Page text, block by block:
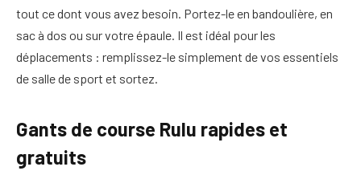
tout ce dont vous avez besoin. Portez-le en bandoulière, en
sac à dos ou sur votre épaule. Il est idéal pour les
déplacements : remplissez-le simplement de vos essentiels
de salle de sport et sortez.
Gants de course Rulu rapides et
gratuits